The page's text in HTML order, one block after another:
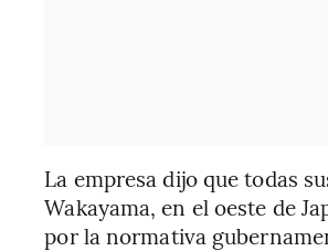
La empresa dijo que todas
Wakayama, en el oeste de
por la normativa